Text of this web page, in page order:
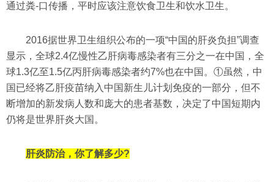
通过粪-口传播，平时应该注意饮食卫生和饮水卫生。
2016据世界卫生组织公布的一项“中国的肝炎负担”调查
显示，全球2.4亿慢性乙肝病毒感染者有三分之一在中国，全
球1.3亿至1.5亿丙肝病毒感染者约7%也在中国。①虽然，中
国已经将乙肝疫苗纳入中国新生儿计划免疫的一部分，但不
断增加的新发病人数和庞大的患者基数，决定了中国短期内
仍将是世界肝炎大国。
肝炎防治，你了解多少?